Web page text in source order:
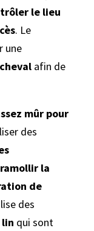
le lieu
. Le
une
afin de
mûr pour
des
ramollir la
de
des
lin qui sont